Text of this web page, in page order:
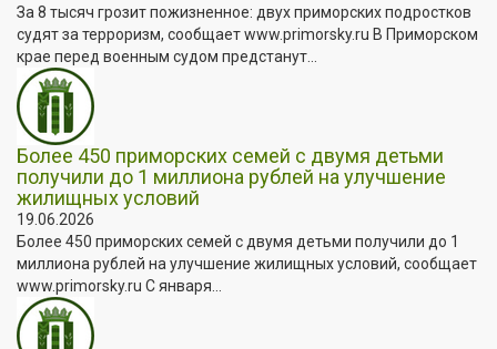
За 8 тысяч грозит пожизненное: двух приморских подростков
судят за терроризм, сообщает www.primorsky.ru В Приморском
крае перед военным судом предстанут...
Более 450 приморских семей с двумя детьми
получили до 1 миллиона рублей на улучшение
жилищных условий
19.06.2026
Более 450 приморских семей с двумя детьми получили до 1
миллиона рублей на улучшение жилищных условий, сообщает
www.primorsky.ru С января...